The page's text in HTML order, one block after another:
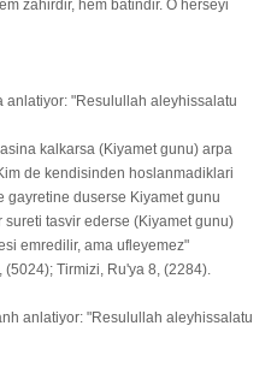
zahirdir, hem batindir. O herseyi
"Resulullah aleyhissalatu
kalkarsa (Kiyamet gunu) arpa
de kendisinden hoslanmadiklari
duserse Kiyamet gunu
tasvir ederse (Kiyamet gunu)
emredilir, ama ufleyemez"
Tirmizi, Ru'ya 8, (2284).
anlatiyor: "Resulullah aleyhissalatu